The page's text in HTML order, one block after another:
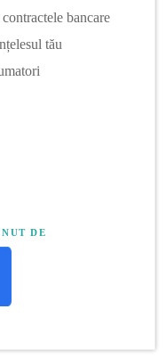
bancare
tău
DE